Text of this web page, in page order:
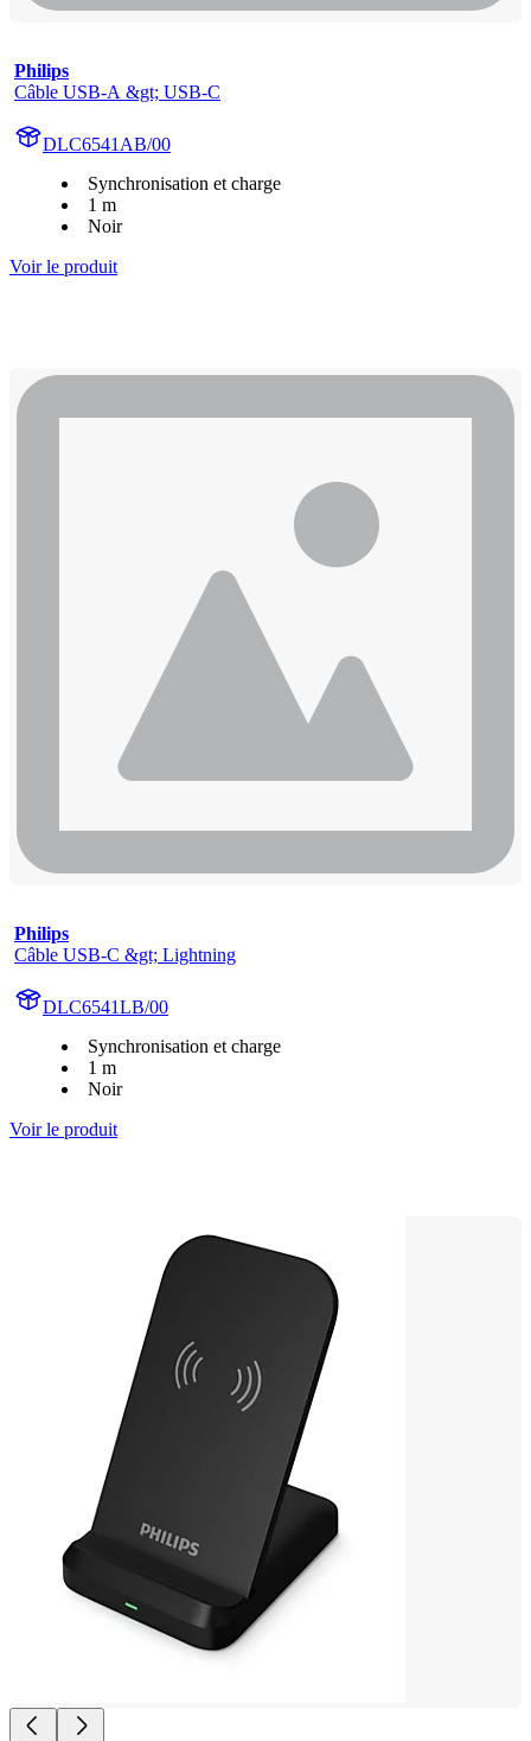
Philips
Câble USB-A &gt; USB-C
DLC6541AB/00
Synchronisation et charge
1 m
Noir
Voir le produit
Philips
Câble USB-C &gt; Lightning
DLC6541LB/00
Synchronisation et charge
1 m
Noir
Voir le produit